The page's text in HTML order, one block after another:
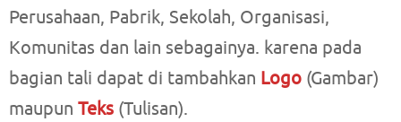
Perusahaan, Pabrik, Sekolah, Organisasi,
Komunitas dan lain sebagainya. karena pada
bagian tali dapat di tambahkan Logo (Gambar)
maupun Teks (Tulisan).